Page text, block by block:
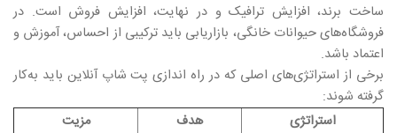
ساخت برند، افزایش ترافیک و در نهایت، افزایش فروش است. در
فروشگاه‌های حیوانات خانگی، بازاریابی باید ترکیبی از احساس، آموزش و
اعتماد باشد.
برخی از استراتژی‌های اصلی که در راه‌ اندازی پت شاپ آنلاین باید به‌کار
گرفته شوند:
استراتژی
هدف
مزیت